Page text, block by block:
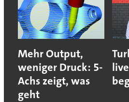
Mehr Output,
weniger Druck: 5-
Achs zeigt, was
geht